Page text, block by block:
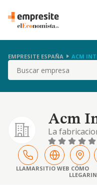
EMPRESITE ESPAÑA ACM
Buscar
Acm
La
clase de
de
compra,
accesorios
articulos de
LLAMARSITIO WEB CÓMO
LLEGAR